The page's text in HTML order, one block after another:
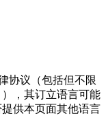
协议（包括但不限
，其订立语言可能
供本页面其他语言